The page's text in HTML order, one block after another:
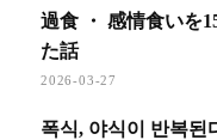
過食 ・ 感情食いを
た話
2026-03-27
폭식, 야식이 반복된